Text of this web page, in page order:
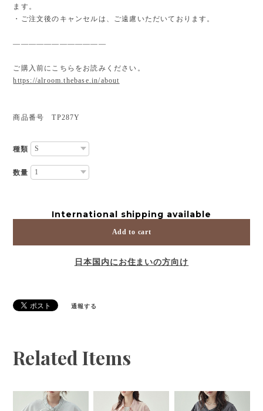
ます。
・ご注文後のキャンセルは、ご遠慮いただいております。
————————————
ご購入前にこちらをお読みください。
https://alroom.thebase.in/about
商品番号 TP287Y
種類
数量
International shipping available
Add to cart
日本国内にお住まいの方向け
通報する
Related Items